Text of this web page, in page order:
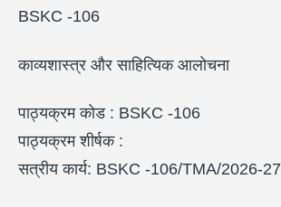
BSKC -106
काव्यशास्त्र और साहित्यिक आलोचना
पाठ्यक्रम कोड : BSKC -106
पाठ्यक्रम शीर्षक :
सत्रीय कार्य: BSKC -106/TMA/2026-27